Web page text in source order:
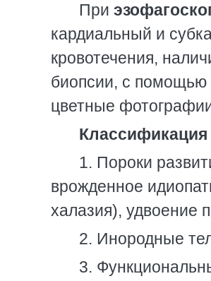
При
кардиальный и
кровотечения,
биопсии, с помощью
цветные
1. Пороки
врожденное
халазия), удвоение
2. Инородные
3.